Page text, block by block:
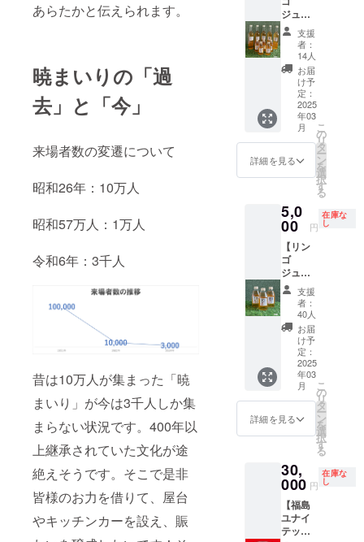
あらたかと伝えられます。
暁まいりの「過
去」と「今」
来場者数の変遷について
昭和26年：10万人
昭和57万人：1万人
令和6年：3千人
昔は10万人が集まった「暁
まいり」が今は3千人しか集
まらない状況です。400年以
上継承されていた文化が途
絶えそうです。そこで是非
皆様のお力を借りて、屋台
やキッチンカーを設え、賑
素材：
布 ・個
数：1個
・商品
サイ
ズ：約
90×35c
セット
・内容
量２：1
500ml
サイズ
を3本
セット
・容
器：瓶
「保存
消費期
限もし
味期
限、原
料、主
原料の
原産
地、添
加物表
示、ア
レル
ギー表
示」に
ついて
は、原
材料及
び添加
物等の
食品表
示はお
届け商
ベルに
表記さ
れま
す。 商
品開封
前には
ジュー
ス】 福
島ユナ
イテッ
ドFCと
コラボ
レー
ショ
ン！
チーム
が運営
する農
業部で
わった
福島産
りんご
を使用
した
ジュー
スを提
供しま
す。 ・
名称：
リンゴ
ジュー
ス ・内
容量
１：1本
200ml
を5本
本
500ml
セット
・容
器：瓶
支援
者：
14人
お届
け予
定：
2025
年03
月
詳細を見る
こ
の
リ
タ
ー
ン
を
選
択
す
る
5,0
00 円
在庫な
し
【リン
ゴ
ジュー
ス】 福
島ユナ
イテッ
ドFCと
コラボ
レー
ショ
ン！
チーム
が運営
する農
業部で
わった
福島産
りんご
を使用
した
ジュー
支援
者：
40人
お届
け予
定：
2025
年03
月
詳細を見る
こ
の
リ
タ
ー
ン
を
選
択
す
る
30,
000 円
在庫な
し
【福島
ユナイ
テッド